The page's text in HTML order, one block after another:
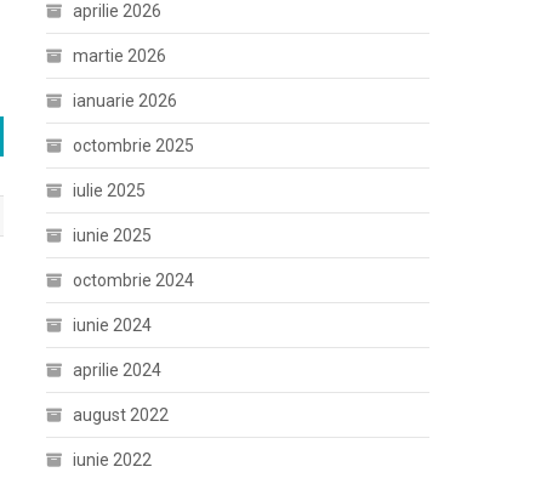
aprilie 2026
martie 2026
ianuarie 2026
octombrie 2025
iulie 2025
iunie 2025
octombrie 2024
iunie 2024
aprilie 2024
august 2022
iunie 2022